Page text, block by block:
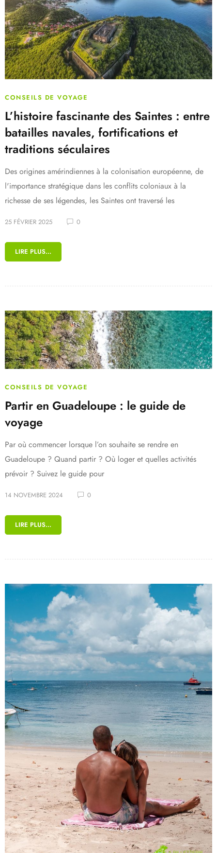
CONSEILS DE VOYAGE
L’histoire fascinante des Saintes : entre
batailles navales, fortifications et
traditions séculaires
Des origines amérindiennes à la colonisation européenne, de
l'importance stratégique dans les conflits coloniaux à la
richesse de ses légendes, les Saintes ont traversé les
25 FÉVRIER 2025 0
LIRE PLUS...
CONSEILS DE VOYAGE
Partir en Guadeloupe : le guide de
voyage
Par où commencer lorsque l’on souhaite se rendre en
Guadeloupe ? Quand partir ? Où loger et quelles activités
prévoir ? Suivez le guide pour
14 NOVEMBRE 2024 0
LIRE PLUS...